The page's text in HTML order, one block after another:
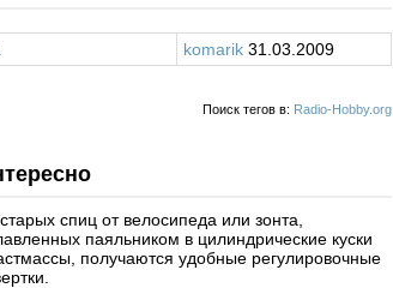
komarik 31.03.2009
Поиск тегов в: Radio-Hobby.org
спиц от велосипеда или зонта,
паяльником в цилиндрические куски
получаются удобные регулировочные